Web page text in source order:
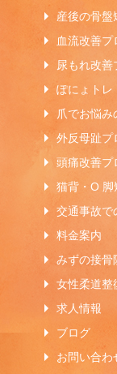
産後の骨盤
血流改善プ
尿もれ改善
ぽにょトレ
爪でお悩み
外反母趾プ
頭痛改善プ
猫背・O 脚
交通事故で
料金案内
みずの接骨
女性柔道整
求人情報
ブログ
お問い合わ